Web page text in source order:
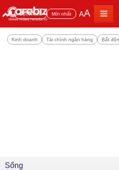
Đọc nhiều Mới nhất AA
Kinh doanh Tài chính ngân hàng Bất
Sống